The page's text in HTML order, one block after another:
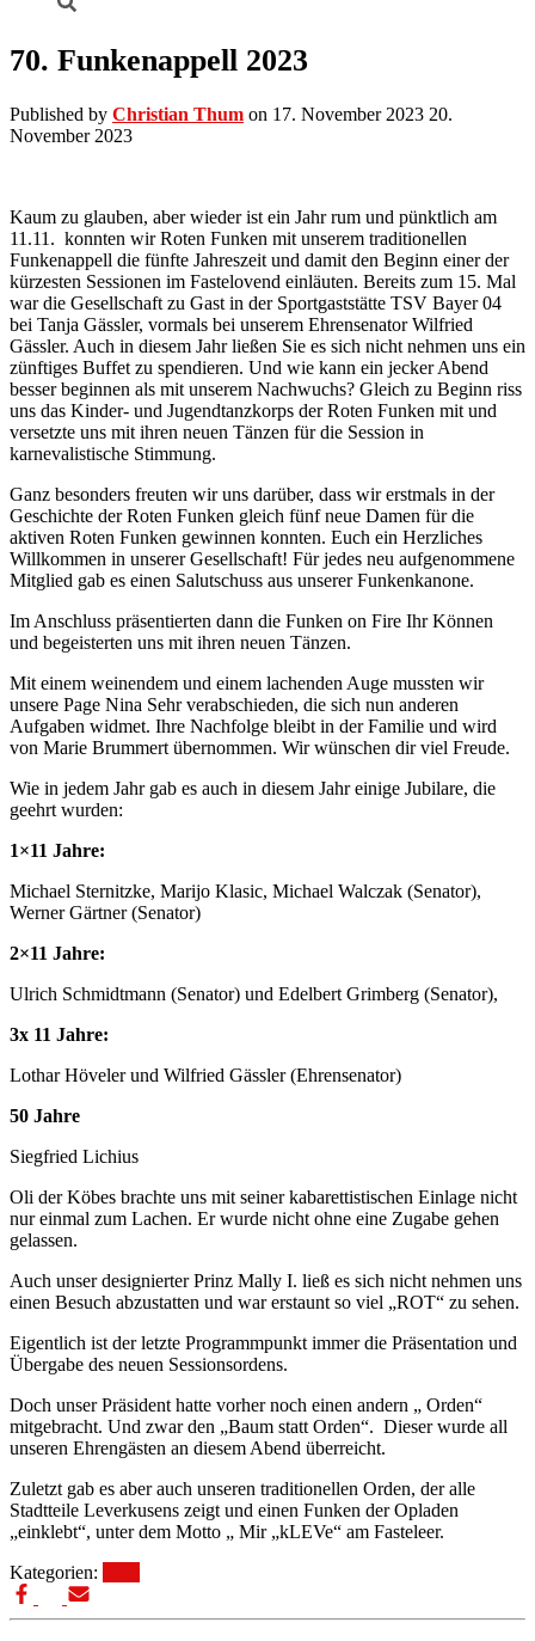
70. Funkenappell 2023
Published by Christian Thum on 17. November 2023 20.
November 2023
Kaum zu glauben, aber wieder ist ein Jahr rum und pünktlich am
11.11. konnten wir Roten Funken mit unserem traditionellen
Funkenappell die fünfte Jahreszeit und damit den Beginn einer der
kürzesten Sessionen im Fastelovend einläuten. Bereits zum 15. Mal
war die Gesellschaft zu Gast in der Sportgaststätte TSV Bayer 04
bei Tanja Gässler, vormals bei unserem Ehrensenator Wilfried
Gässler. Auch in diesem Jahr ließen Sie es sich nicht nehmen uns ein
zünftiges Buffet zu spendieren. Und wie kann ein jecker Abend
besser beginnen als mit unserem Nachwuchs? Gleich zu Beginn riss
uns das Kinder- und Jugendtanzkorps der Roten Funken mit und
versetzte uns mit ihren neuen Tänzen für die Session in
karnevalistische Stimmung.
Ganz besonders freuten wir uns darüber, dass wir erstmals in der
Geschichte der Roten Funken gleich fünf neue Damen für die
aktiven Roten Funken gewinnen konnten. Euch ein Herzliches
Willkommen in unserer Gesellschaft! Für jedes neu aufgenommene
Mitglied gab es einen Salutschuss aus unserer Funkenkanone.
Im Anschluss präsentierten dann die Funken on Fire Ihr Können
und begeisterten uns mit ihren neuen Tänzen.
Mit einem weinendem und einem lachenden Auge mussten wir
unsere Page Nina Sehr verabschieden, die sich nun anderen
Aufgaben widmet. Ihre Nachfolge bleibt in der Familie und wird
von Marie Brummert übernommen. Wir wünschen dir viel Freude.
Wie in jedem Jahr gab es auch in diesem Jahr einige Jubilare, die
geehrt wurden:
1×11 Jahre:
Michael Sternitzke, Marijo Klasic, Michael Walczak (Senator),
Werner Gärtner (Senator)
2×11 Jahre:
Ulrich Schmidtmann (Senator) und Edelbert Grimberg (Senator),
3x 11 Jahre:
Lothar Höveler und Wilfried Gässler (Ehrensenator)
50 Jahre
Siegfried Lichius
Oli der Köbes brachte uns mit seiner kabarettistischen Einlage nicht
nur einmal zum Lachen. Er wurde nicht ohne eine Zugabe gehen
gelassen.
Auch unser designierter Prinz Mally I. ließ es sich nicht nehmen uns
einen Besuch abzustatten und war erstaunt so viel „ROT“ zu sehen.
Eigentlich ist der letzte Programmpunkt immer die Präsentation und
Übergabe des neuen Sessionsordens.
Doch unser Präsident hatte vorher noch einen andern „ Orden“
mitgebracht. Und zwar den „Baum statt Orden“. Dieser wurde all
unseren Ehrengästen an diesem Abend überreicht.
Zuletzt gab es aber auch unseren traditionellen Orden, der alle
Stadtteile Leverkusens zeigt und einen Funken der Opladen
„einklebt“, unter dem Motto „ Mir „kLEVe“ am Fasteleer.
Kategorien: